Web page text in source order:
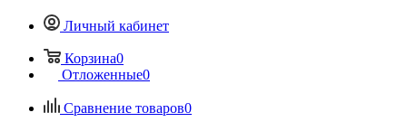
Личный кабинет
Корзина0
Отложенные0
Сравнение товаров0